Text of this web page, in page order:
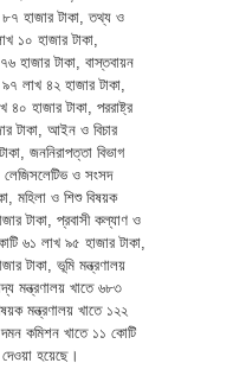
৮৭ হাজার টাকা, তথ্য ও
১০ হাজার টাকা,
হাজার টাকা, বাস্তবায়ন
লাখ ৪২ হাজার টাকা,
হাজার টাকা, পররাষ্ট্র
টাকা, আইন ও বিচার
জননিরাপত্তা বিভাগ
ও সংসদ
মহিলা ও শিশু বিষয়ক
টাকা, প্রবাসী কল্যাণ ও
৬১ লাখ ৯৫ হাজার টাকা,
টাকা, ভূমি মন্ত্রণালয়
মন্ত্রণালয় খাতে ৬৮৩
মন্ত্রণালয় খাতে ১২২
দমন কমিশন খাতে ১১ কোটি
হয়েছে।